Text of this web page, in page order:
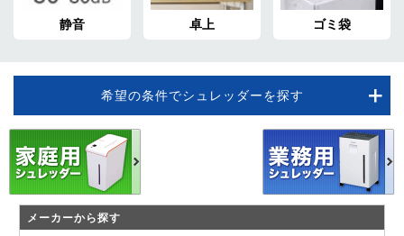
静音 卓上 ゴミ袋
希望の条件でシュレッダーを探す
メーカーから探す